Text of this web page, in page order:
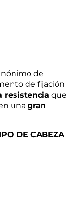
de
de fijación
resistencia que
una gran
DE CABEZA